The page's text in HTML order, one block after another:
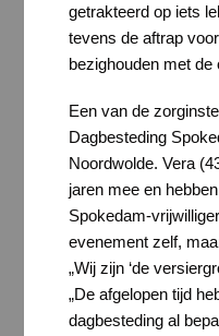
getrakteerd op iets
tevens de aftrap
bezighouden met
Een van de
Dagbesteding
Noordwolde. Vera
jaren mee en
Spokedam-
evenement zelf,
„Wij zijn ‘de
„De afgelopen tijd
dagbesteding al